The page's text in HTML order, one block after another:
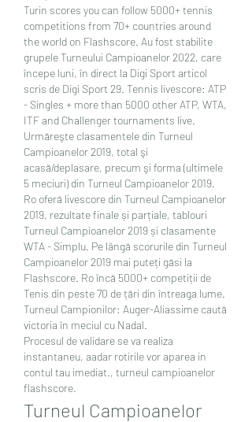
Turin scores you can follow 5000+ tennis
competitions from 70+ countries around
the world on Flashscore. Au fost stabilite
grupele Turneului Campioanelor 2022, care
începe luni, în direct la Digi Sport articol
scris de Digi Sport 29. Tennis livescore: ATP
- Singles + more than 5000 other ATP, WTA,
ITF and Challenger tournaments live.
Urmăreşte clasamentele din Turneul
Campioanelor 2019, total şi
acasă/deplasare, precum şi forma (ultimele
5 meciuri) din Turneul Campioanelor 2019.
Ro oferă livescore din Turneul Campioanelor
2019, rezultate finale și parțiale, tablouri
Turneul Campioanelor 2019 și clasamente
WTA - Simplu. Pe lângă scorurile din Turneul
Campioanelor 2019 mai puteți găsi la
Flashscore. Ro încă 5000+ competiții de
Tenis din peste 70 de țări din întreaga lume.
Turneul Campionilor: Auger-Aliassime caută
victoria în meciul cu Nadal.
Procesul de validare se va realiza
instantaneu, aadar rotirile vor aparea in
contul tau imediat., turneul campioanelor
flashscore.
Turneul Campioanelor